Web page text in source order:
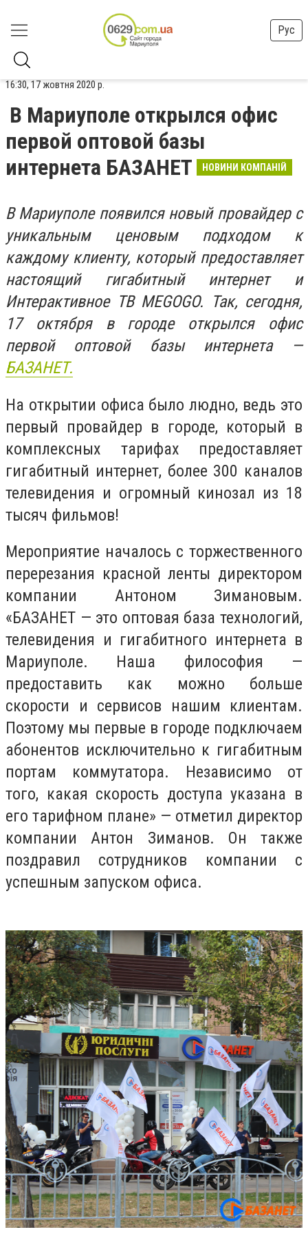
Рус
16:30, 17 жовтня 2020 р.
В Мариуполе открылся офис
первой оптовой базы
интернета БАЗАНЕТ
НОВИНИ КОМПАНІЙ
В Мариуполе появился новый провайдер с
уникальным ценовым подходом к
каждому клиенту, который предоставляет
настоящий гигабитный интернет и
Интерактивное ТВ MEGOGO. Так, сегодня,
17 октября в городе открылся офис
первой оптовой базы интернета —
БАЗАНЕТ.
На открытии офиса было людно, ведь это
первый провайдер в городе, который в
комплексных тарифах предоставляет
гигабитный интернет, более 300 каналов
телевидения и огромный кинозал из 18
тысяч фильмов!
Мероприятие началось с торжественного
перерезания красной ленты директором
компании Антоном Зимановым.
«БАЗАНЕТ — это оптовая база технологий,
телевидения и гигабитного интернета в
Мариуполе. Наша философия —
предоставить как можно больше
скорости и сервисов нашим клиентам.
Поэтому мы первые в городе подключаем
абонентов исключительно к гигабитным
портам коммутатора. Независимо от
того, какая скорость доступа указана в
его тарифном плане» — отметил директор
компании Антон Зиманов. Он также
поздравил сотрудников компании с
успешным запуском офиса.